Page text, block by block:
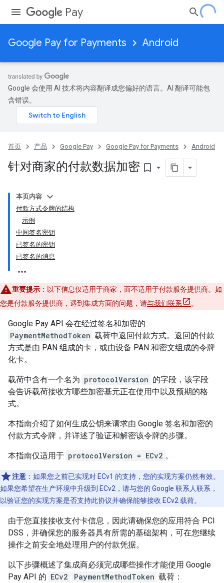
Pay
Google Pay for Payments Android
Google 会使用 AI 技术将内容翻译成您偏好的语言。AI 翻译可能包
含错误。
首页 产品 Google Pay Google Pay for Payments Android
针对商家的付款数据加密 bookmark_border
本页内容
付款方式令牌的结构
示例
中间签名密钥
已签名的密钥
已签名的消息
重要提示 ：以下信息仅适用于商家，而不适用于付款服务提供商。如
您是付款服务提供商，遇到集成方面的问题，请与我们联系 。
Google Pay API 会在经过签名和加密的
PaymentMethodToken 载荷中返回付款方式。返回的付款
方式是由 PAN 组成的卡，或由设备 PAN 和密文组成的令牌
化卡。
载荷中含有一个名为 protocolVersion 的字段，该字段
会告诉载荷接收方哪些加密基元正在使用中以及预期的格
式。
本指南介绍了如何生成公钥来请求由 Google 签名和加密的
付款方式令牌，并详述了验证和解密该令牌的步骤。
本指南仅适用于 protocolVersion = ECv2 。
注意 ：如果您之前已实现对 ECv1 的支持，您的实现方案仍然有效。
如果您希望在生产环境中升级到 ECv2，请与您的 Google 联系人联系，
以验证您的实现方案是否支持此协议并确保能够接收 ECv2 载荷。
由于您直接接收支付卡信息，因此请确保您的应用符合 PCI
DSS，并确保您的服务器具有所需的基础架构，可在您继续
操作之前安全地处理用户的付款凭据。
以下步骤概述了集成商必须完成哪些操作才能使用 Google
Pay API 的 ECv2 PaymentMethodToken 载荷：